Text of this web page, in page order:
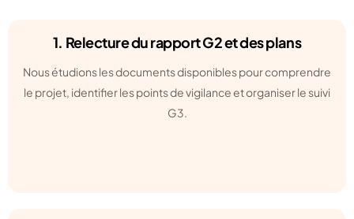
1. Relecture du rapport G2 et des plans
Nous étudions les documents disponibles pour comprendre
le projet, identifier les points de vigilance et organiser le suivi
G3.